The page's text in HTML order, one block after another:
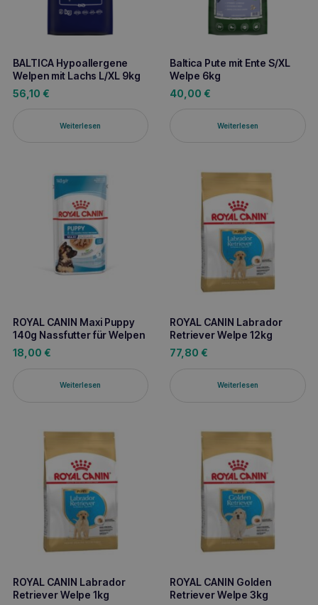
BALTICA Hypoallergene
Welpen mit Lachs L/XL 9kg
56,10 €
Weiterlesen
Baltica Pute mit Ente S/XL
Welpe 6kg
40,00 €
Weiterlesen
ROYAL CANIN Maxi Puppy
140g Nassfutter für Welpen
18,00 €
Weiterlesen
ROYAL CANIN Labrador
Retriever Welpe 12kg
77,80 €
Weiterlesen
ROYAL CANIN Labrador
Retriever Welpe 1kg
ROYAL CANIN Golden
Retriever Welpe 3kg